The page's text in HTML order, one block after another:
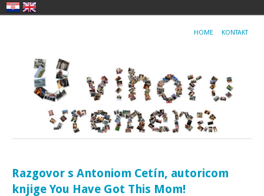
HOME KONTAKT
Razgovor s Antoniom Cetín, autoricom
knjige You Have Got This Mom!